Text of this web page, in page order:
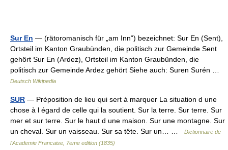
Sur En — (rätoromanisch für „am Inn“) bezeichnet: Sur En (Sent),
Ortsteil im Kanton Graubünden, die politisch zur Gemeinde Sent
gehört Sur En (Ardez), Ortsteil im Kanton Graubünden, die
politisch zur Gemeinde Ardez gehört Siehe auch: Suren Surén …
Deutsch Wikipedia
SUR — Préposition de lieu qui sert à marquer La situation d une
chose à l égard de celle qui la soutient. Sur la terre. Sur terre. Sur
mer et sur terre. Sur le haut d une maison. Sur une montagne. Sur
un cheval. Sur un vaisseau. Sur sa tête. Sur un… …
Dictionnaire de
l'Academie Francaise, 7eme edition (1835)